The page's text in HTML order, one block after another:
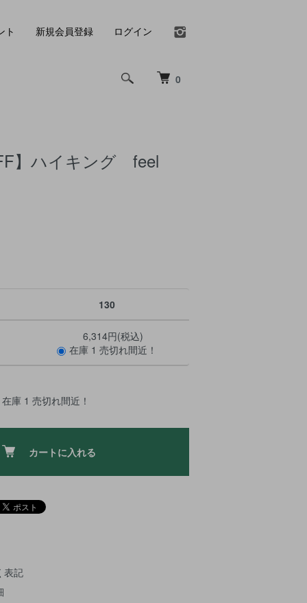
0
ト 新規会員登録 ログイン
】ハイキング feel
130
6,314円(税込)
在庫 1 売切れ間近！
庫 1 売切れ間近！
カートに入れる
表記